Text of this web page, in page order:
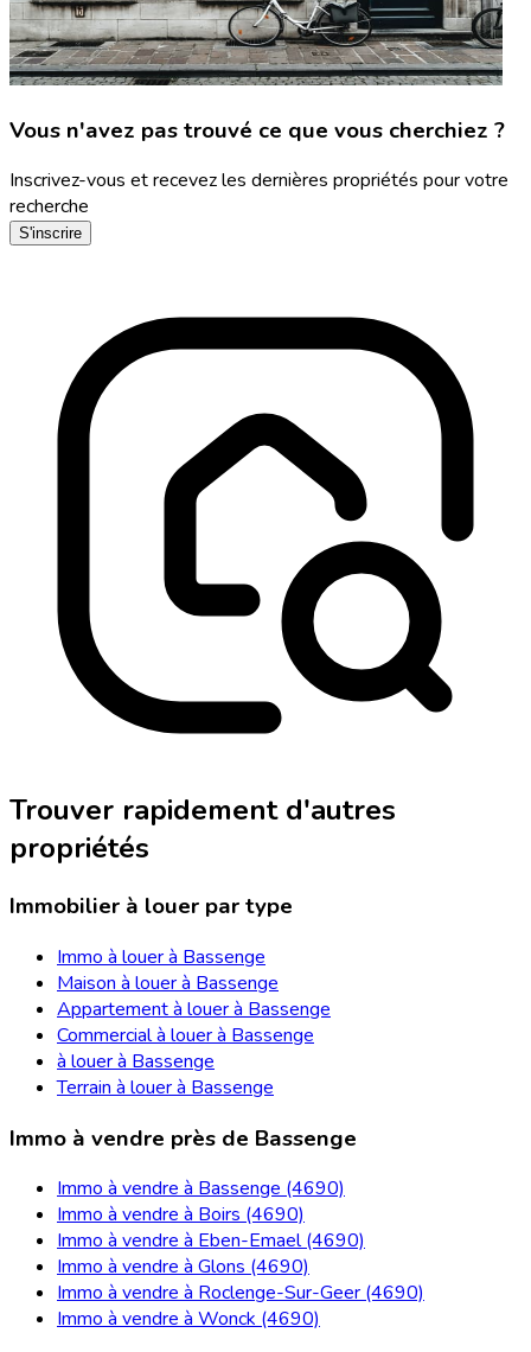
Vous n'avez pas trouvé ce que vous cherchiez ?
Inscrivez-vous et recevez les dernières propriétés pour votre
recherche
S'inscrire
Trouver rapidement d'autres
propriétés
Immobilier à louer par type
Immo à louer à Bassenge
Maison à louer à Bassenge
Appartement à louer à Bassenge
Commercial à louer à Bassenge
à louer à Bassenge
Terrain à louer à Bassenge
Immo à vendre près de Bassenge
Immo à vendre à Bassenge (4690)
Immo à vendre à Boirs (4690)
Immo à vendre à Eben-Emael (4690)
Immo à vendre à Glons (4690)
Immo à vendre à Roclenge-Sur-Geer (4690)
Immo à vendre à Wonck (4690)